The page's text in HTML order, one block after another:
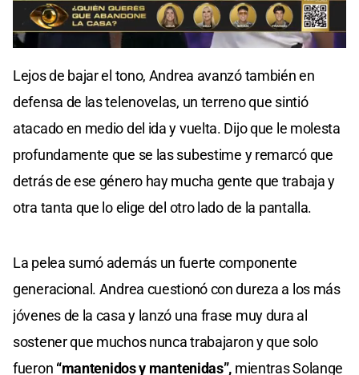
of
seconds
Lejos de bajar el tono, Andrea avanzó también en
defensa de las telenovelas, un terreno que sintió
atacado en medio del ida y vuelta. Dijo que le molesta
profundamente que se las subestime y remarcó que
detrás de ese género hay mucha gente que trabaja y
otra tanta que lo elige del otro lado de la pantalla.
La pelea sumó además un fuerte componente
generacional. Andrea cuestionó con dureza a los más
jóvenes de la casa y lanzó una frase muy dura al
sostener que muchos nunca trabajaron y que solo
fueron “mantenidos y mantenidas”, mientras Solange